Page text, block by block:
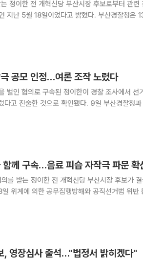
정이한 전 개혁신당 부산시장 후보로부터 관련
일이었다고 밝혔다. 부산경찰청은 13일 정
외적으로 수
공모 인정…여론 조작 노렸다
벌인 혐의로 구속된 정이한이 경찰 조사에서 선
으로 확인됐다. 9일 부산경찰청과 부산
께 구속…음료 피습 자작극 파문 확
를 받는 정이한 전 개혁신당 부산시장 후보가
30대 A씨도 같은
, 영장심사 출석…"법정서 밝히겠다"